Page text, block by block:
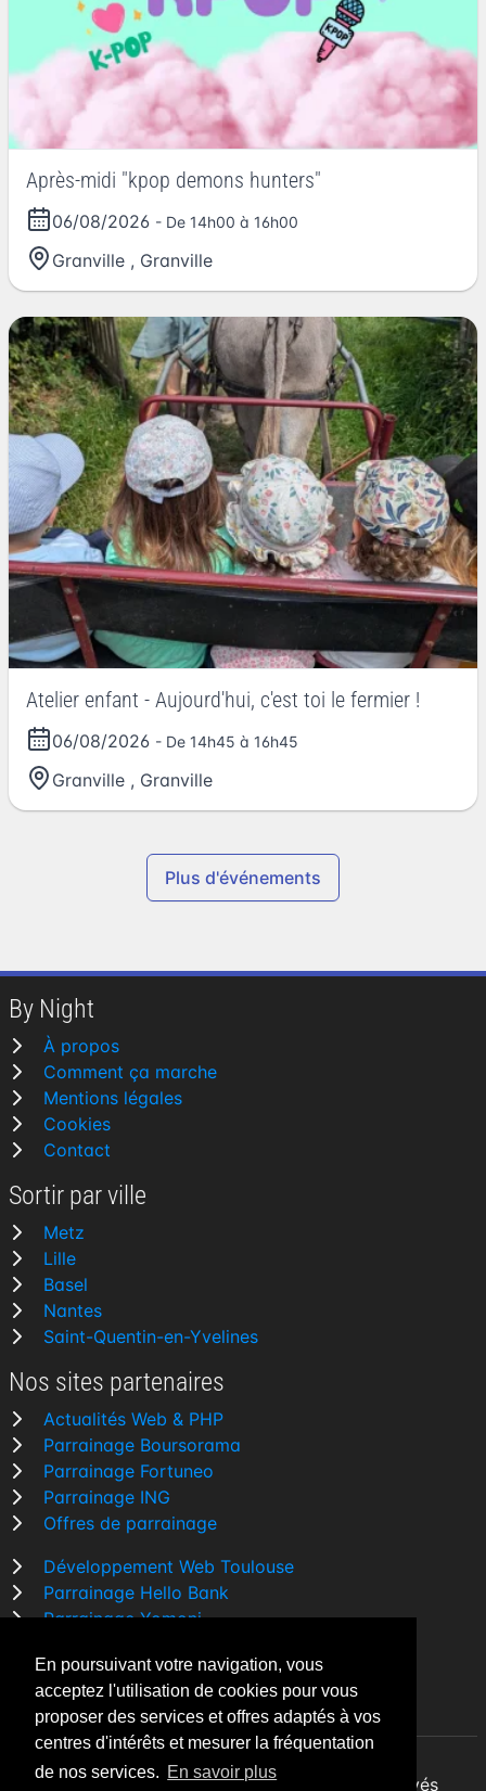
En poursuivant votre navigation, vous
acceptez l'utilisation de cookies pour vous
proposer des services et offres adaptés à vos
centres d'intérêts et mesurer la fréquentation
de nos services. En savoir plus
Après-midi "kpop demons hunters"
06/08/2026 - De 14h00 à 16h00
Granville , Granville
Atelier enfant - Aujourd'hui, c'est toi le fermier !
06/08/2026 - De 14h45 à 16h45
Granville , Granville
Plus d'événements
By Night
À propos
Comment ça marche
Mentions légales
Cookies
Contact
Sortir par ville
Metz
Lille
Basel
Nantes
Saint-Quentin-en-Yvelines
Nos sites partenaires
Actualités Web & PHP
Parrainage Boursorama
Parrainage Fortuneo
Parrainage ING
Offres de parrainage
Développement Web Toulouse
Parrainage Hello Bank
Parrainage Yomoni
Comparatif banque
By Night v5.7.3| © 2026 - Tous droits réservés